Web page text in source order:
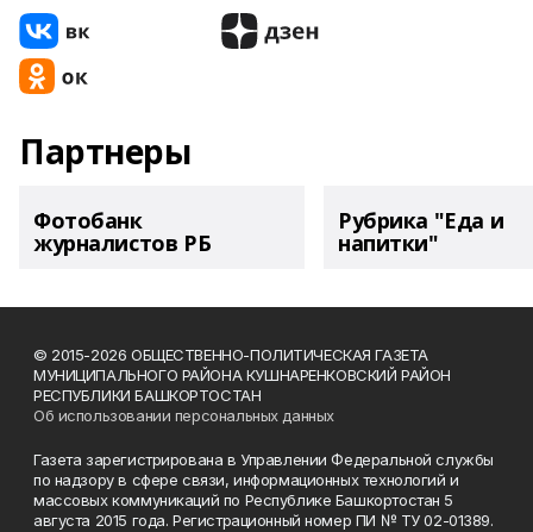
Партнеры
Фотобанк
журналистов РБ
Рубрика "Еда и
напитки"
© 2015-2026 ОБЩЕСТВЕННО-ПОЛИТИЧЕСКАЯ ГАЗЕТА
МУНИЦИПАЛЬНОГО РАЙОНА КУШНАРЕНКОВСКИЙ РАЙОН
РЕСПУБЛИКИ БАШКОРТОСТАН
Об использовании персональных данных
Газета зарегистрирована в Управлении Федеральной службы
по надзору в сфере связи, информационных технологий и
массовых коммуникаций по Республике Башкортостан 5
августа 2015 года. Регистрационный номер ПИ № ТУ 02-01389.